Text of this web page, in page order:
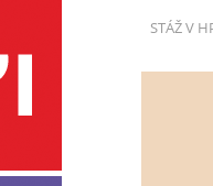
STÁŽ V